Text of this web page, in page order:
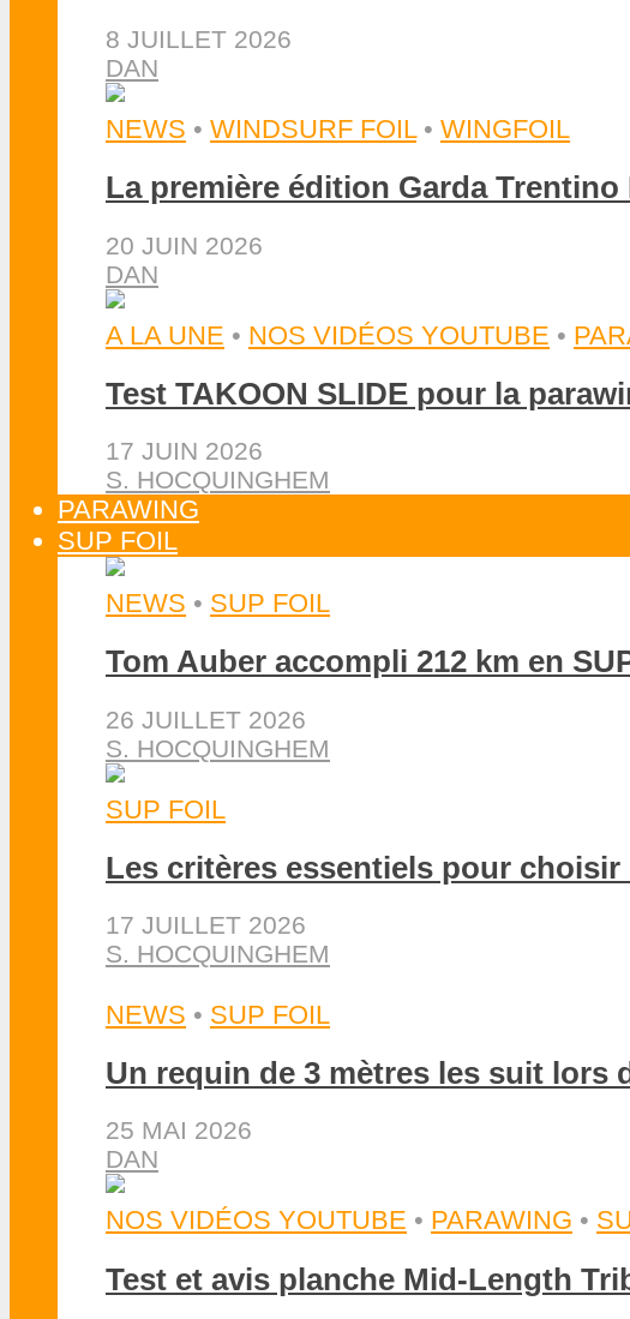
8 JUILLET 2026
DAN
NEWS • WINDSURF FOIL • WINGFOIL
La première édition Garda
20 JUIN 2026
DAN
A LA UNE • NOS VIDÉOS YOUTUBE •
Test TAKOON SLIDE pour la
17 JUIN 2026
S. HOCQUINGHEM
PARAWING
SUP FOIL
NEWS • SUP FOIL
Tom Auber accompli 212 km en
26 JUILLET 2026
S. HOCQUINGHEM
SUP FOIL
Les critères essentiels pour choisir
17 JUILLET 2026
S. HOCQUINGHEM
NEWS • SUP FOIL
Un requin de 3 mètres les suit lors
25 MAI 2026
DAN
NOS VIDÉOS YOUTUBE • PARAWING •
Test et avis planche Mid-Length